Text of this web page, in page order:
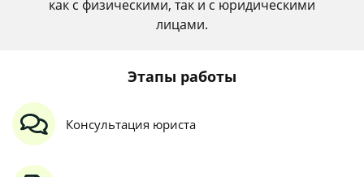
как с физическими, так и с юридическими
лицами.
Этапы работы
Консультация юриста